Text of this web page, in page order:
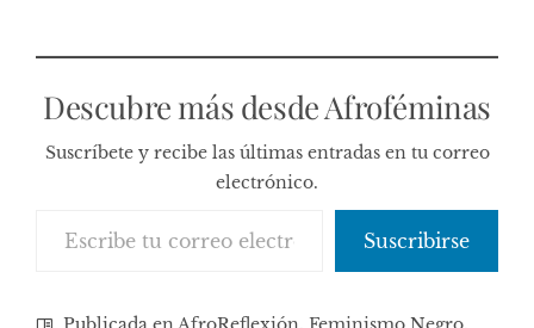
Descubre más desde Afroféminas
Suscríbete y recibe las últimas entradas en tu correo
electrónico.
Suscribirse